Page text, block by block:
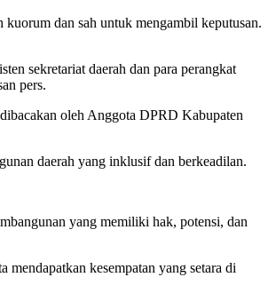
dan sah untuk mengambil keputusan.
sekretariat daerah dan para perangkat
pers.
oleh Anggota DPRD Kabupaten
daerah yang inklusif dan berkeadilan.
yang memiliki hak, potensi, dan
mendapatkan kesempatan yang setara di